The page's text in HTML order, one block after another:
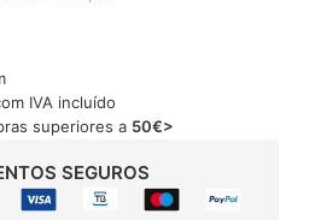
IVA incluído
superiores a 50€>
SEGUROS